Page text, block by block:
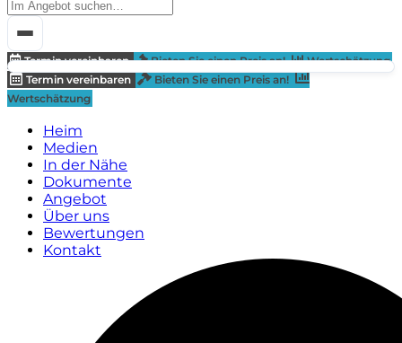
Termin vereinbaren Bieten Sie einen Preis an!
Wertschätzung
Termin vereinbaren
Bieten Sie einen Preis an!
Wertschätzung
Heim
Medien
In der Nähe
Dokumente
Angebot
Über uns
Bewertungen
Kontakt